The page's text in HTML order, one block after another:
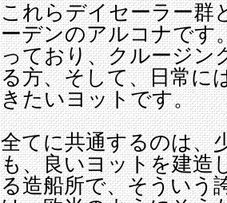
これらデイセーラー群
ーデンのアルコナです
っており、クルージン
る方、そして、日常に
きたいヨットです。
全てに共通するのは、
も、良いヨットを建造
る造船所で、そういう